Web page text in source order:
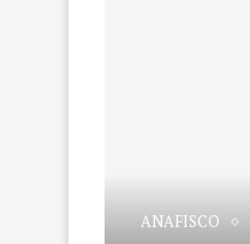
ANAFISCO